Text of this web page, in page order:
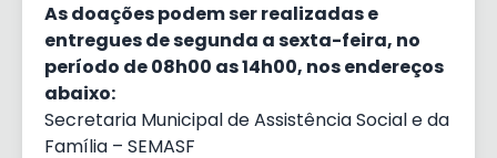
As doações podem ser realizadas e
entregues de segunda a sexta-feira, no
período de 08h00 as 14h00, nos endereços
abaixo:
Secretaria Municipal de Assistência Social e da
Família – SEMASF